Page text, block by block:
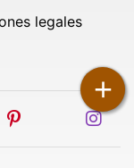
+
legales
pinterest